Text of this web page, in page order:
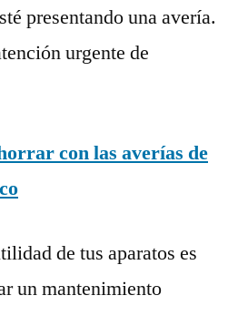
presentando una avería.
urgente de
con las averías de
de tus aparatos es
un mantenimiento